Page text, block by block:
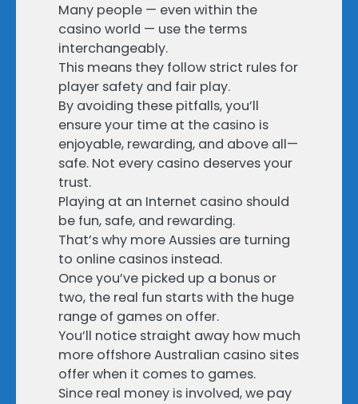
Many people — even within the
casino world — use the terms
interchangeably.
This means they follow strict rules for
player safety and fair play.
By avoiding these pitfalls, you’ll
ensure your time at the casino is
enjoyable, rewarding, and above all—
safe. Not every casino deserves your
trust.
Playing at an Internet casino should
be fun, safe, and rewarding.
That’s why more Aussies are turning
to online casinos instead.
Once you’ve picked up a bonus or
two, the real fun starts with the huge
range of games on offer.
You’ll notice straight away how much
more offshore Australian casino sites
offer when it comes to games.
Since real money is involved, we pay